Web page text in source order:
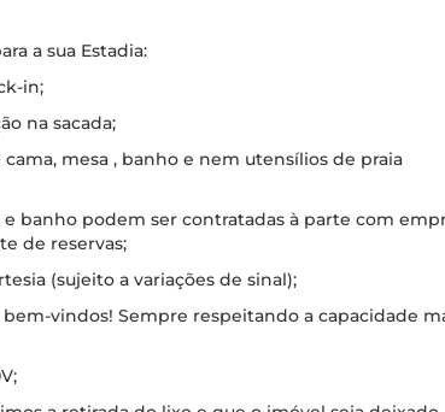
a sua Estadia:
in;
na sacada;
mesa , banho e nem utensílios de praia
banho podem ser contratadas à parte com
de reservas;
(sujeito a variações de sinal);
vindos! Sempre respeitando a capacidade